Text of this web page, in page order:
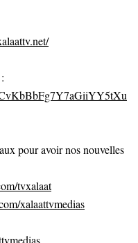
pour avoir nos nouvelles
tvxalaat
xalaattvmedias